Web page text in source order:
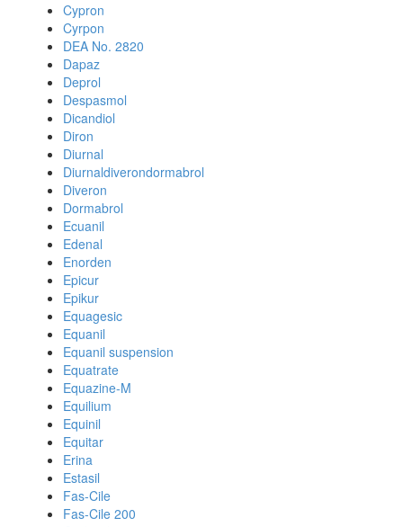
Cypron
Cyrpon
DEA No. 2820
Dapaz
Deprol
Despasmol
Dicandiol
Diron
Diurnal
Diurnaldiverondormabrol
Diveron
Dormabrol
Ecuanil
Edenal
Enorden
Epicur
Epikur
Equagesic
Equanil
Equanil suspension
Equatrate
Equazine-M
Equilium
Equinil
Equitar
Erina
Estasil
Fas-Cile
Fas-Cile 200